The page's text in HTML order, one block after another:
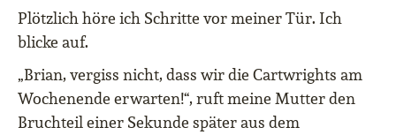
Plötzlich höre ich Schritte vor meiner Tür. Ich
blicke auf.
„Brian, vergiss nicht, dass wir die Cartwrights am
Wochenende erwarten!“, ruft meine Mutter den
Bruchteil einer Sekunde später aus dem